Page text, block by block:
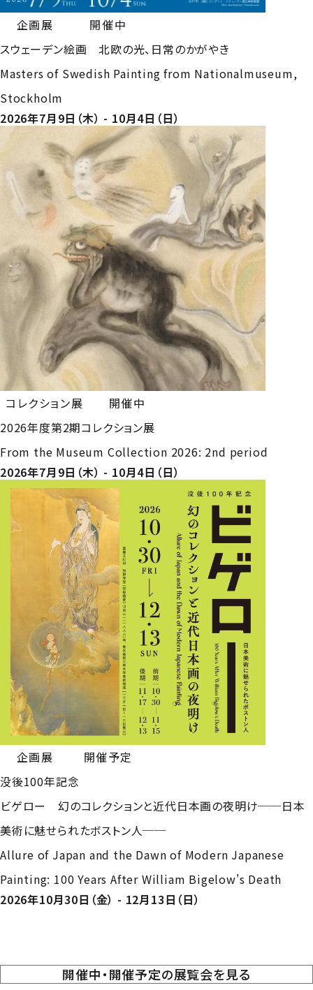
企画展
開催中
スウェーデン絵画 北欧の光、日常のかがやき
Masters of Swedish Painting from Nationalmuseum,
Stockholm
2026年7月9日（木） - 10月4日（日）
コレクション展
開催中
2026年度第2期コレクション展
From the Museum Collection 2026: 2nd period
2026年7月9日（木） - 10月4日（日）
企画展
開催予定
没後100年記念
ビゲロー 幻のコレクションと近代日本画の夜明け──日本
美術に魅せられたボストン人──
Allure of Japan and the Dawn of Modern Japanese
Painting: 100 Years After William Bigelow's Death
2026年10月30日（金） - 12月13日（日）
開催中・開催予定の展覧会を見る